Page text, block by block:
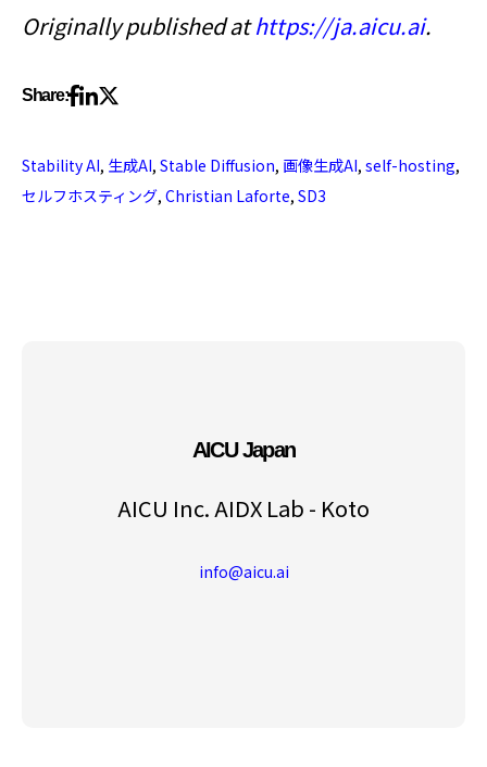
Originally published at https://ja.aicu.ai.
Share:
Stability AI, 生成AI, Stable Diffusion, 画像生成AI, self-hosting,
セルフホスティング, Christian Laforte, SD3
AICU Japan
AICU Inc. AIDX Lab - Koto
info@aicu.ai